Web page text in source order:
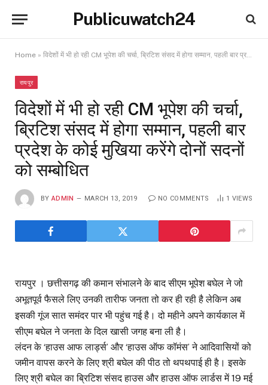
Publicuwatch24
Home » विदेशों में भी हो रही CM भूपेश की चर्चा, ब्रिटिश संसद में होगा सम्मान, पहली बार प्रदेश के कोई ​मुखिया करेंगे दोनों सदनों को सम्बोधित
रायपुर
विदेशों में भी हो रही CM भूपेश की चर्चा,
ब्रिटिश संसद में होगा सम्मान, पहली बार
प्रदेश के कोई ​मुखिया करेंगे दोनों सदनों
को सम्बोधित
BY ADMIN MARCH 13, 2019 NO COMMENTS 1 VIEWS
रायपुर । छत्तीसगढ़ की कमान संभालने के बाद सीएम भूपेश बघेल ने जो
अभूतपूर्व फैसले लिए उनकी तारीफ जनता तो कर ही रही है लेकिन अब
इसकी गूंज सात समंदर पार भी पहुंच गई है। दो महीने अपने कार्यकाल में
सीएम बघेल ने जनता के दिल खासी जगह बना ली है।
लंदन के ‘हाउस आफ लार्ड्स’ और ‘हाउस ऑफ कॉमंस’ ने आदिवासियों को
जमीन वापस करने के लिए श्री बघेल की पीठ तो थपथपाई ही है। इसके
लिए श्री बघेल का ब्रिटिश संसद हाउस और हाउस ऑफ लार्डस में 19 मई